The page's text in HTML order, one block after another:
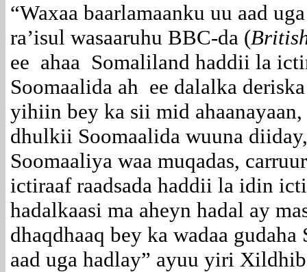
“Waxaa baarlamaanku uu aad
ra’isul wasaaruhu BBC-da (
ee ahaa Somaliland haddii la
Soomaalida ah ee dalalka
yihiin bey ka sii mid
dhulkii Soomaalida wuuna
Soomaaliya waa muqadas,
ictiraaf raadsada haddii la idin
hadalkaasi ma aheyn hadal ay
dhaqdhaaq bey ka wadaa
aad uga hadlay” ayuu yiri